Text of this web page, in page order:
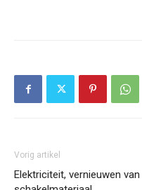
Vorig artikel
Elektriciteit, vernieuwen van